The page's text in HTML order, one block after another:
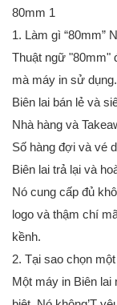
1. Làm gì “80mm”
Thuật ngữ "80mm"
mà máy in sử
Biên lai bán lẻ và
Nhà hàng và
Số hàng đợi và vé
Biên lai trả lại và
Nó cung cấp đủ
logo và thậm chí
kềnh.
2. Tại sao chọn
Một máy in Biên lai